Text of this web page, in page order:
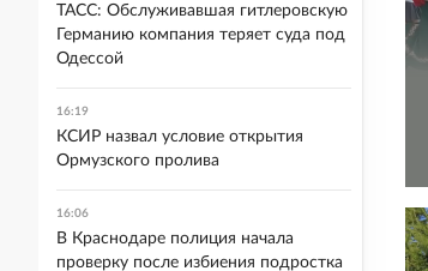
ТАСС: Обслуживавшая гитлеровскую
Германию компания теряет суда под
Одессой
16:19
КСИР назвал условие открытия
Ормузского пролива
16:06
В Краснодаре полиция начала
проверку после избиения подростка